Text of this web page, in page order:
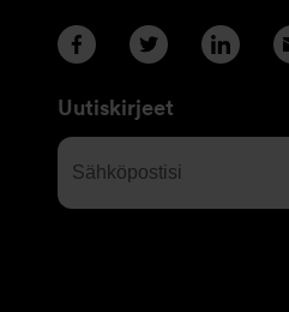
Uutiskirjeet
Sähköpostisi
(Required)